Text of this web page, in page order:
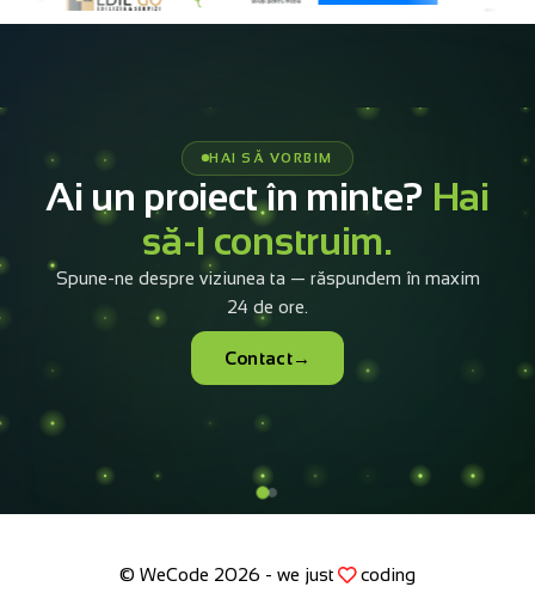
Ready to build your cloud
infrastructure?
It takes less than 5 minutes to configure and submit.
Our team will have a tailored offer in your inbox within
4 business hours.
Open the configurator
© WeCode 2026 - we just coding